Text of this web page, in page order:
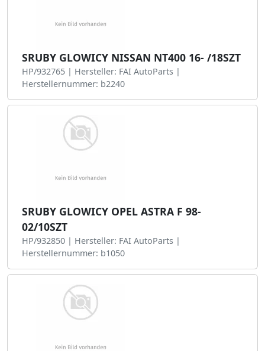
SRUBY GLOWICY NISSAN NT400 16- /18SZT
HP/932765 | Hersteller: FAI AutoParts |
Herstellernummer: b2240
SRUBY GLOWICY OPEL ASTRA F 98-
02/10SZT
HP/932850 | Hersteller: FAI AutoParts |
Herstellernummer: b1050